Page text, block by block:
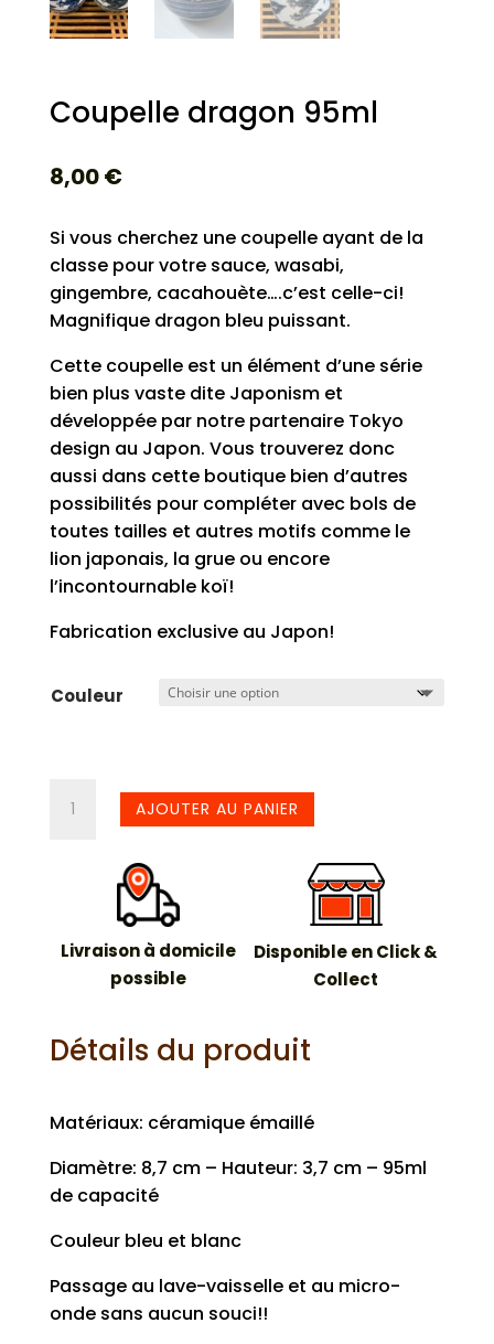
Coupelle dragon 95ml
8,00€
Si vous cherchez une coupelle ayant de la
classe pour votre sauce, wasabi,
gingembre, cacahouète….c’est celle-ci!
Magnifique dragon bleu puissant.
Cette coupelle est un élément d’une série
bien plus vaste dite Japonism et
développée par notre partenaire Tokyo
design au Japon. Vous trouverez donc
aussi dans cette boutique bien d’autres
possibilités pour compléter avec bols de
toutes tailles et autres motifs comme le
lion japonais, la grue ou encore
l’incontournable koï!
Fabrication exclusive au Japon!
Couleur
quantité
AJOUTER AU PANIER
Livraison à domicile
possible
Disponible en Click &
Collect
Détails du produit
Matériaux: céramique émaillé
Diamètre: 8,7 cm – Hauteur: 3,7 cm – 95ml
de capacité
Couleur bleu et blanc
Passage au lave-vaisselle et au micro-
onde sans aucun souci!!